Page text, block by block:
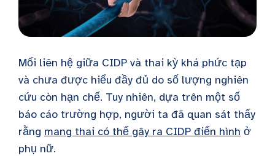
Mối liên hệ giữa CIDP và thai kỳ khá phức tạp
và chưa được hiểu đầy đủ do số lượng nghiên
cứu còn hạn chế. Tuy nhiên, dựa trên một số
báo cáo trường hợp, người ta đã quan sát thấy
rằng mang thai có thể gây ra CIDP điển hình ở
phụ nữ.